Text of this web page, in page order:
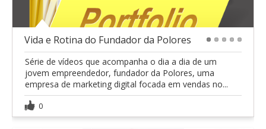
Vida e Rotina do Fundador da Polores
Série de vídeos que acompanha o dia a dia de um
jovem empreendedor, fundador da Polores, uma
empresa de marketing digital focada em vendas no...
0